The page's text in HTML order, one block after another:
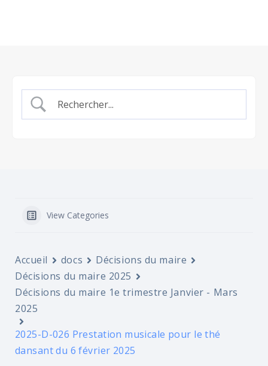
View Categories
Accueil docs
Décisions du maire
Décisions du maire 2025
Décisions du maire 1e trimestre Janvier - Mars
2025
2025-D-026 Prestation musicale pour le thé
dansant du 6 février 2025